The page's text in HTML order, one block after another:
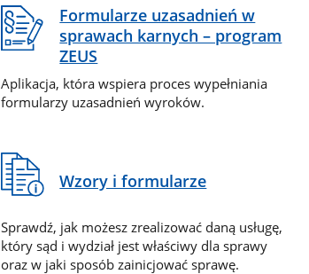
Formularze uzasadnień w
sprawach karnych – program
ZEUS
Aplikacja, która wspiera proces wypełniania
formularzy uzasadnień wyroków.
Wzory i formularze
Sprawdź, jak możesz zrealizować daną usługę,
który sąd i wydział jest właściwy dla sprawy
oraz w jaki sposób zainicjować sprawę.